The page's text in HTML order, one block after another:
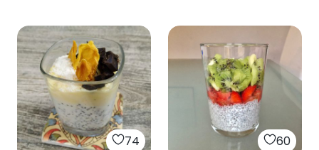
74 60